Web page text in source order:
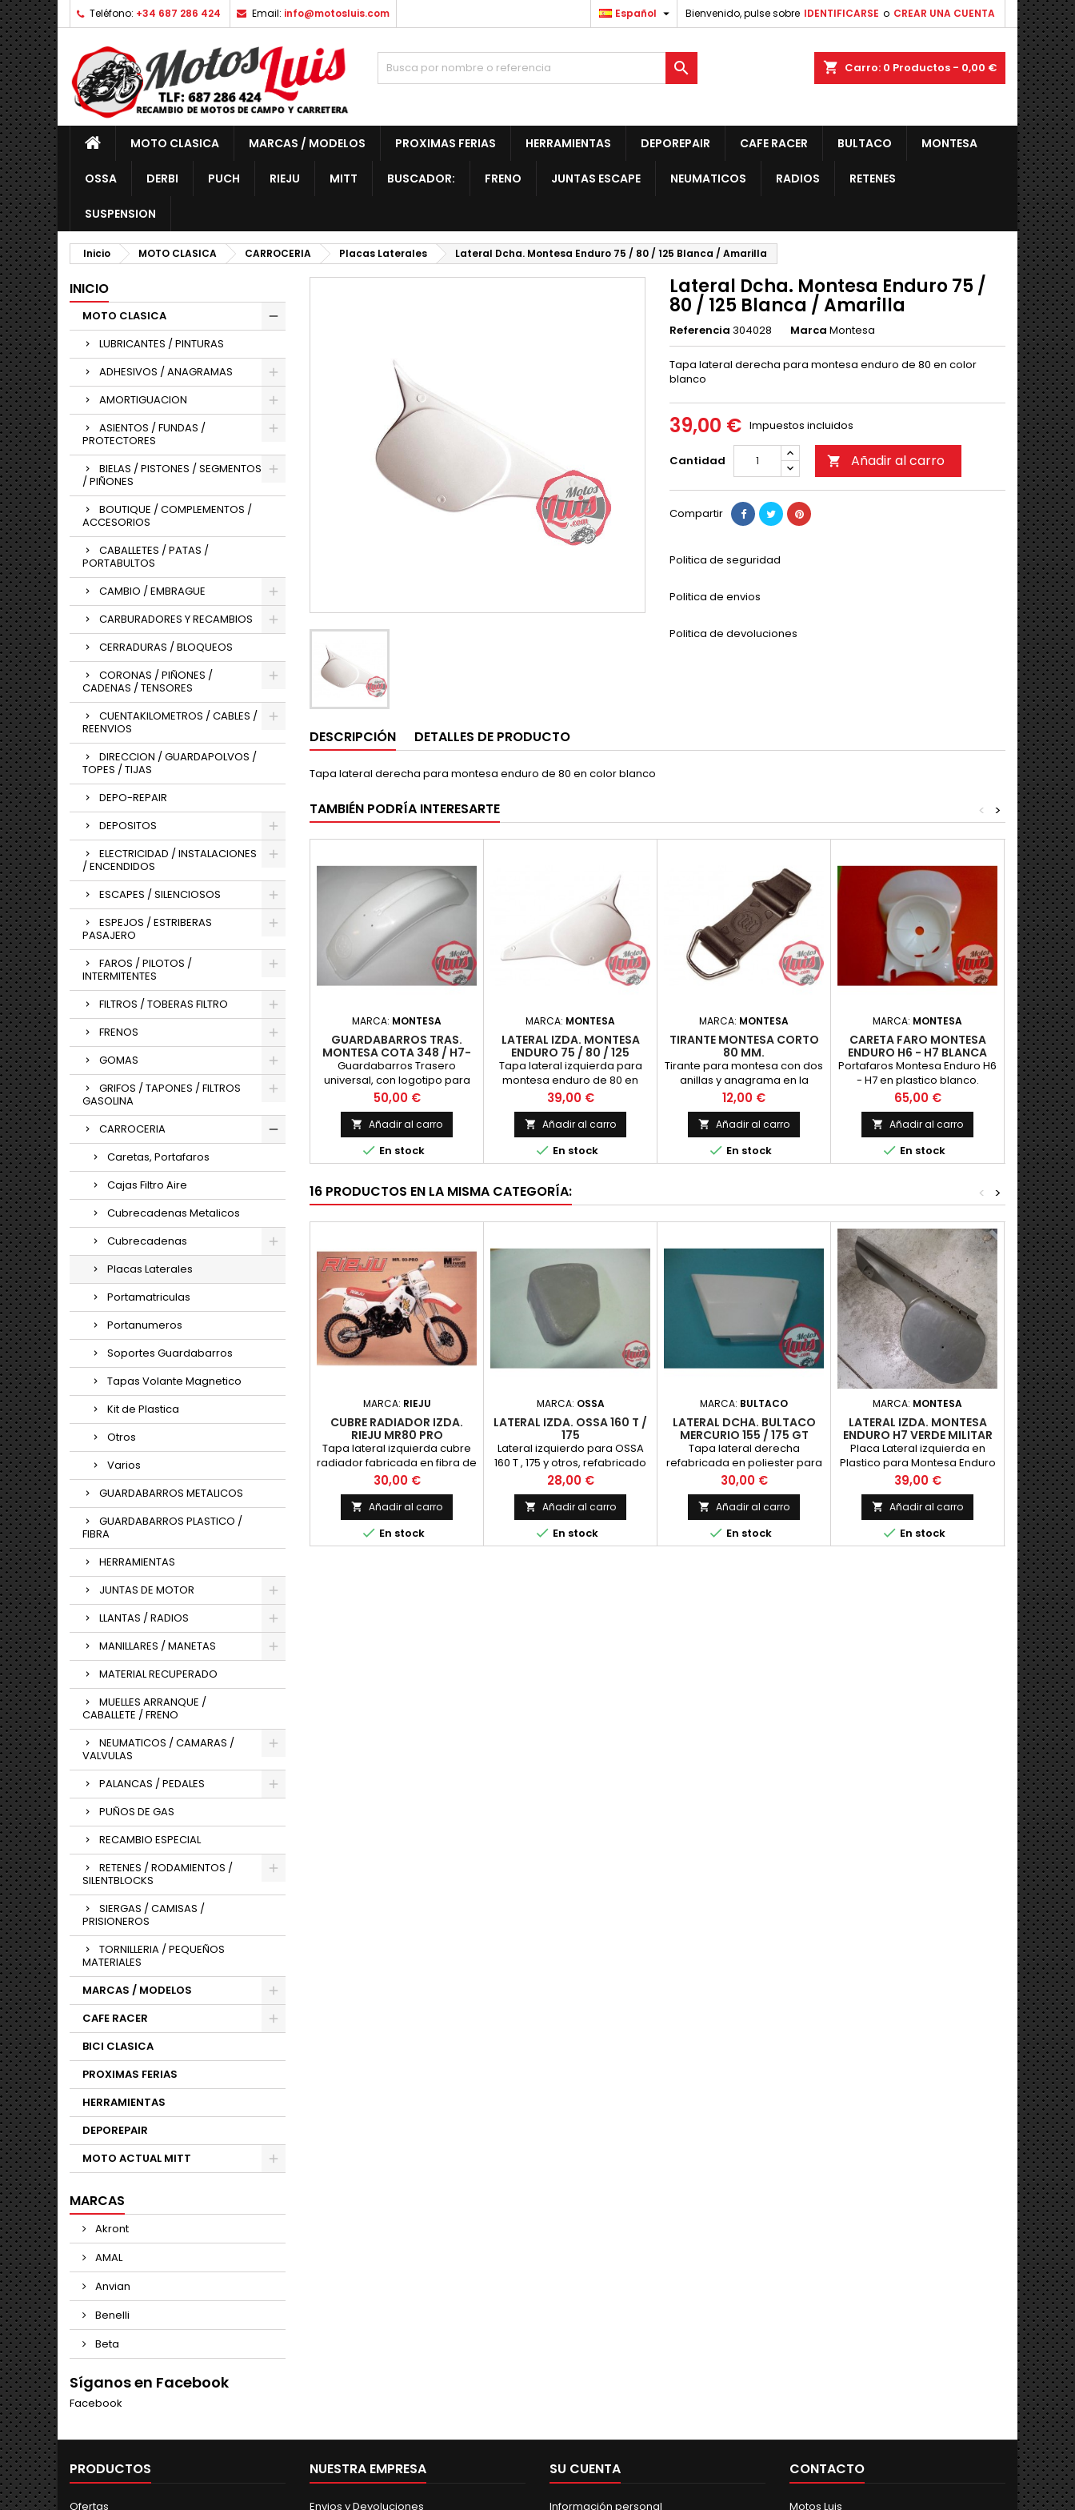
Teléfono: +34 687 286 424 Email: info@motosluis.com Bienvenido, pulse sobre IDENTIFICARSE o CREAR UNA CUENTA
Español 
shopping_cart Carro: 0 Productos - 0,00 €

MOTO CLASICA MARCAS / MODELOS PROXIMAS FERIAS HERRAMIENTAS DEPOREPAIR CAFE RACER BULTACO MONTESA
OSSA DERBI PUCH RIEJU MITT BUSCADOR: FRENO JUNTAS ESCAPE NEUMATICOS RADIOS RETENES
SUSPENSION
Inicio MOTO CLASICA CARROCERIA Placas Laterales Lateral Dcha. Montesa Enduro 75 / 80 / 125 Blanca / Amarilla
INICIO
MOTO CLASICA
LUBRICANTES / PINTURAS
ADHESIVOS / ANAGRAMAS
AMORTIGUACION
ASIENTOS / FUNDAS /
PROTECTORES
BIELAS / PISTONES / SEGMENTOS
/ PIÑONES
BOUTIQUE / COMPLEMENTOS /
ACCESORIOS
CABALLETES / PATAS /
PORTABULTOS
CAMBIO / EMBRAGUE
CARBURADORES Y RECAMBIOS
CERRADURAS / BLOQUEOS
CORONAS / PIÑONES /
CADENAS / TENSORES
CUENTAKILOMETROS / CABLES /
REENVIOS
DIRECCION / GUARDAPOLVOS /
TOPES / TIJAS
DEPO-REPAIR
DEPOSITOS
ELECTRICIDAD / INSTALACIONES
/ ENCENDIDOS
ESCAPES / SILENCIOSOS
ESPEJOS / ESTRIBERAS
PASAJERO
FAROS / PILOTOS /
INTERMITENTES
FILTROS / TOBERAS FILTRO
FRENOS
GOMAS
GRIFOS / TAPONES / FILTROS
GASOLINA
CARROCERIA
Caretas, Portafaros
Cajas Filtro Aire
Cubrecadenas Metalicos
Cubrecadenas
Placas Laterales
Portamatriculas
Portanumeros
Soportes Guardabarros
Tapas Volante Magnetico
Kit de Plastica
Otros
Varios
GUARDABARROS METALICOS
GUARDABARROS PLASTICO /
FIBRA
HERRAMIENTAS
JUNTAS DE MOTOR
LLANTAS / RADIOS
MANILLARES / MANETAS
MATERIAL RECUPERADO
MUELLES ARRANQUE /
CABALLETE / FRENO
NEUMATICOS / CAMARAS /
VALVULAS
PALANCAS / PEDALES
PUÑOS DE GAS
RECAMBIO ESPECIAL
RETENES / RODAMIENTOS /
SILENTBLOCKS
SIERGAS / CAMISAS /
PRISIONEROS
TORNILLERIA / PEQUEÑOS
MATERIALES
MARCAS / MODELOS
CAFE RACER
BICI CLASICA
PROXIMAS FERIAS
HERRAMIENTAS
DEPOREPAIR
MOTO ACTUAL MITT
MARCAS
Akront
AMAL
Anvian
Benelli
Beta
Lateral Dcha. Montesa Enduro 75 /
80 / 125 Blanca / Amarilla
Referencia 304028 Marca Montesa
Tapa lateral derecha para montesa enduro de 80 en color
blanco
39,00 € Impuestos incluidos
Cantidad  Añadir al carro
Compartir
Politica de seguridad
Politica de envios
Politica de devoluciones
DESCRIPCIÓN DETALLES DE PRODUCTO
Tapa lateral derecha para montesa enduro de 80 en color blanco
TAMBIÉN PODRÍA INTERESARTE >
<
MARCA: MONTESA
GUARDABARROS TRAS.
MONTESA COTA 348 / H7-
80 BLANCO
Guardabarros Trasero
universal, con logotipo para
Montesa
Precio
50,00 €
 Añadir al carro
 En stock
MARCA: MONTESA
LATERAL IZDA. MONTESA
ENDURO 75 / 80 / 125
BLANCA / AMARILLA
Tapa lateral izquierda para
montesa enduro de 80 en
color blanco
Precio
39,00 €
 Añadir al carro
 En stock
MARCA: MONTESA
TIRANTE MONTESA CORTO
80 MM.
Tirante para montesa con dos
anillas y anagrama en la
goma corto
Precio
12,00 €
 Añadir al carro
 En stock
MARCA: MONTESA
CARETA FARO MONTESA
ENDURO H6 - H7 BLANCA
Portafaros Montesa Enduro H6
- H7 en plastico blanco.
Precio
65,00 €
 Añadir al carro
 En stock
GOMA
FARO
Goma
de
barra de
(la
modelos
gomas)


16 PRODUCTOS EN LA MISMA CATEGORÍA: >
<
MARCA: RIEJU
CUBRE RADIADOR IZDA.
RIEJU MR80 PRO
Tapa lateral izquierda cubre
radiador fabricada en fibra de
vidrio para Rieju MR80 PRO en
versiones de agua. Por
tratarse de una pieza
replicada en fibra de vidrio
puede tener pequeñas
imperfecciones a corregir
Precio
30,00 €
 Añadir al carro
 En stock
MARCA: OSSA
LATERAL IZDA. OSSA 160 T /
175
Lateral izquierdo para OSSA
160 T , 175 y otros, refabricado
en fibra, para pintar
Precio
28,00 €
 Añadir al carro
 En stock
MARCA: BULTACO
LATERAL DCHA. BULTACO
MERCURIO 155 / 175 GT
Tapa lateral derecha
refabricada en poliester para
bultaco Mercurio 155 GT y 175
GT y otras. Nuev
Precio
30,00 €
 Añadir al carro
 En stock
MARCA: MONTESA
LATERAL IZDA. MONTESA
ENDURO H7 VERDE MILITAR
Placa Lateral izquierda en
Plastico para Montesa Enduro
H7 Militar, color VERDE CAQUI
Precio
39,00 €
 Añadir al carro
 En stock
Nuevo
LATERAL
Lateral
C4 y C7


Síganos en Facebook
Facebook
PRODUCTOS
Ofertas
NUESTRA EMPRESA
Envios y Devoluciones
SU CUENTA
Información personal
CONTACTO
Motos Luis